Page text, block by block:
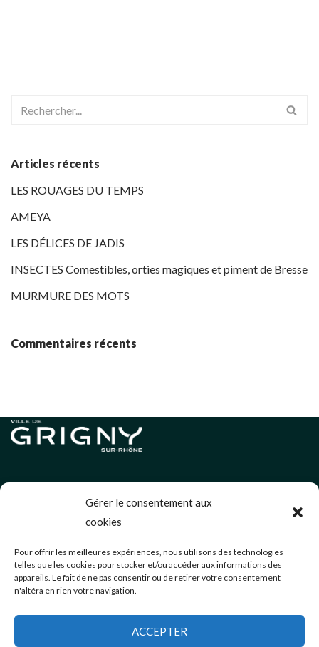
Gérer le consentement aux
cookies
Pour offrir les meilleures expériences, nous utilisons des technologies
telles que les cookies pour stocker et/ou accéder aux informations des
appareils. Le fait de ne pas consentir ou de retirer votre consentement
n'altéra en rien votre navigation.
ACCEPTER
Articles récents
LES ROUAGES DU TEMPS
AMEYA
LES DÉLICES DE JADIS
INSECTES Comestibles, orties magiques et piment de Bresse
MURMURE DES MOTS
Commentaires récents
Politique de cookies (UE)
Éditions précédentes
04 72 49 52 49
3 Avenue Jean Estragnat